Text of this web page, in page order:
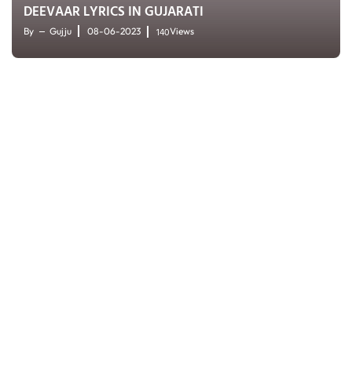
DEEVAAR LYRICS IN GUJARATI
By Gujju 08-06-2023 140Views